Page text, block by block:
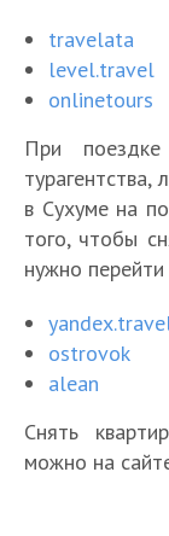
travelata
level.travel
onlinetours
При
турагентства,
в Сухуме на
того, чтобы
нужно
ostrovok
alean
Снять
можно на